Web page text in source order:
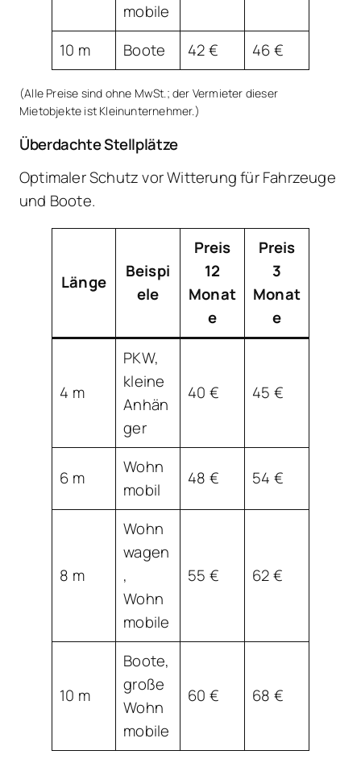
mobile
10 m Boote 42 € 46 €
(Alle Preise sind ohne MwSt.; der Vermieter dieser
Mietobjekte ist Kleinunternehmer.)
Überdachte Stellplätze
Optimaler Schutz vor Witterung für Fahrzeuge
und Boote.
Länge
Beispi
ele
Preis
12
Monat
e
Preis
3
Monat
e
4 m
PKW,
kleine
Anhän
ger
40 € 45 €
6 m
Wohn
mobil
48 € 54 €
8 m
Wohn
wagen
,
Wohn
mobile
55 € 62 €
10 m
Boote,
große
Wohn
mobile
60 € 68 €